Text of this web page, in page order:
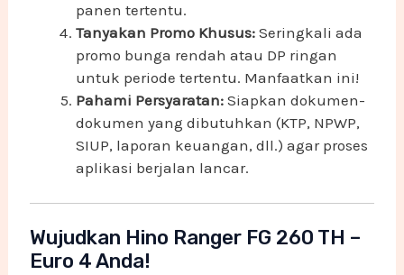
panen tertentu.
Tanyakan Promo Khusus: Seringkali ada
promo bunga rendah atau DP ringan
untuk periode tertentu. Manfaatkan ini!
Pahami Persyaratan: Siapkan dokumen-
dokumen yang dibutuhkan (KTP, NPWP,
SIUP, laporan keuangan, dll.) agar proses
aplikasi berjalan lancar.
Wujudkan Hino Ranger FG 260 TH –
Euro 4 Anda!